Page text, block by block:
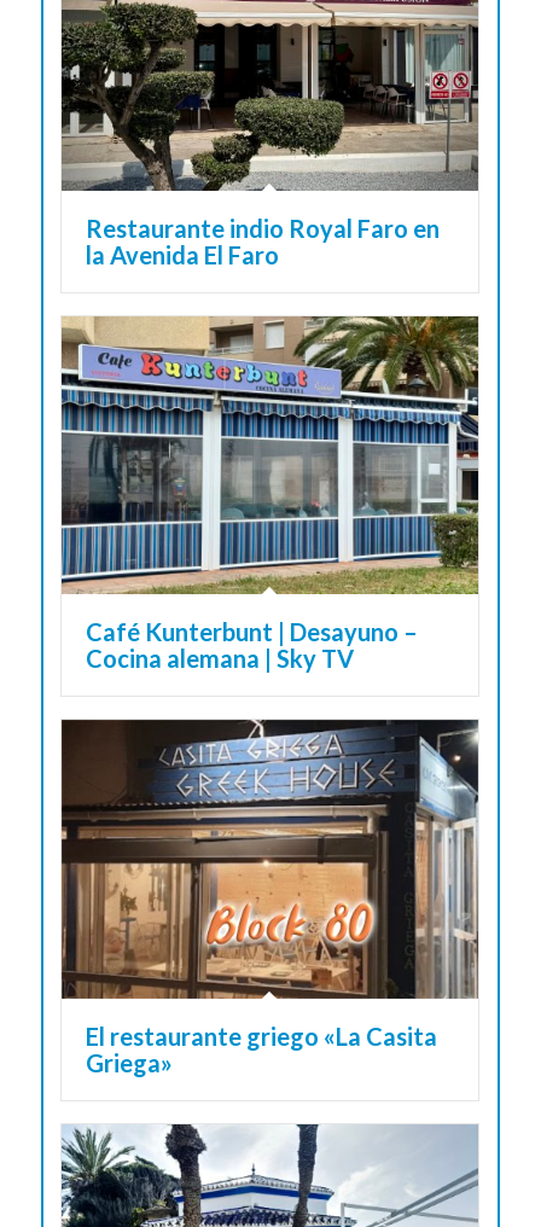
Restaurante indio Royal Faro en
la Avenida El Faro
Café Kunterbunt | Desayuno –
Cocina alemana | Sky TV
El restaurante griego «La Casita
Griega»